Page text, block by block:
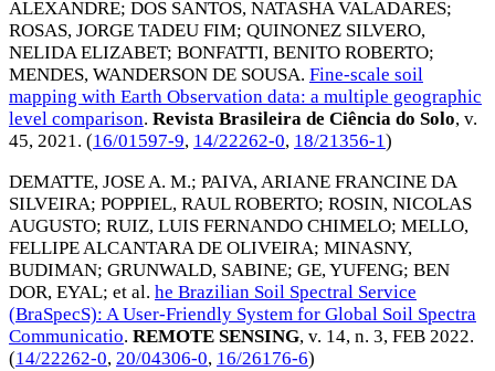
ALEXANDRE; DOS SANTOS, NATASHA VALADARES;
ROSAS, JORGE TADEU FIM; QUINONEZ SILVERO,
NELIDA ELIZABET; BONFATTI, BENITO ROBERTO;
MENDES, WANDERSON DE SOUSA. Fine-scale soil
mapping with Earth Observation data: a multiple geographic
level comparison. Revista Brasileira de Ciência do Solo, v.
45, 2021. (16/01597-9, 14/22262-0, 18/21356-1)
DEMATTE, JOSE A. M.; PAIVA, ARIANE FRANCINE DA
SILVEIRA; POPPIEL, RAUL ROBERTO; ROSIN, NICOLAS
AUGUSTO; RUIZ, LUIS FERNANDO CHIMELO; MELLO,
FELLIPE ALCANTARA DE OLIVEIRA; MINASNY,
BUDIMAN; GRUNWALD, SABINE; GE, YUFENG; BEN
DOR, EYAL; et al. he Brazilian Soil Spectral Service
(BraSpecS): A User-Friendly System for Global Soil Spectra
Communicatio. REMOTE SENSING, v. 14, n. 3, FEB 2022.
(14/22262-0, 20/04306-0, 16/26176-6)